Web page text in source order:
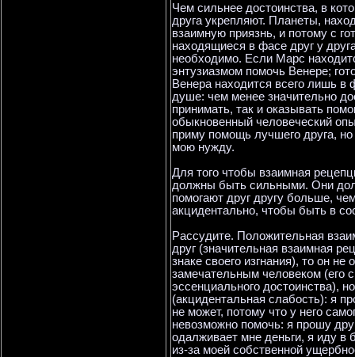
Чем сильнее достоинства, в
друга укрепляют. Планеты,
взаимную приязнь, и потому с
находящиеся в фасе друг у
необходимо. Если Марс
энтузиазмом помочь Венере;
Венера находится всего лишь
душе: чем менее значительно
принимать, так и оказывать
обыкновенный человеческий
приму помощь лучшего друга,
мою нужду.
Для того чтобы взаимная
должны быть сильными. Они
помогают друг другу больше,
акцидентально, чтобы быть в
Рассудите. Положительная
друг (значительная взаимная
знаке своего изгнания), то он
замечательным человеком (его
эссенциального достоинства),
(акцидентальная слабость): я
не может, потому что у него
невозможно помочь: я прошу
одалживает мне деньги, я иду в
из-за моей собственной